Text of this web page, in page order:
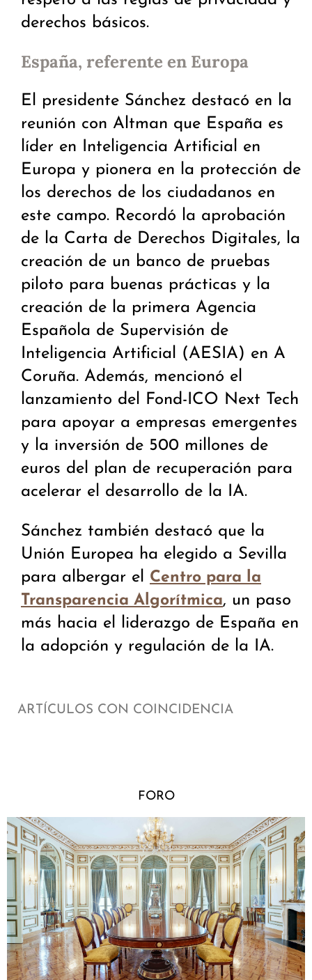
derechos básicos.
España, referente en Europa
El presidente Sánchez destacó en la
reunión con Altman que España es
líder en Inteligencia Artificial en
Europa y pionera en la protección de
los derechos de los ciudadanos en
este campo. Recordó la aprobación
de la Carta de Derechos Digitales, la
creación de un banco de pruebas
piloto para buenas prácticas y la
creación de la primera Agencia
Española de Supervisión de
Inteligencia Artificial (AESIA) en A
Coruña. Además, mencionó el
lanzamiento del Fond-ICO Next Tech
para apoyar a empresas emergentes
y la inversión de 500 millones de
euros del plan de recuperación para
acelerar el desarrollo de la IA.
Sánchez también destacó que la
Unión Europea ha elegido a Sevilla
para albergar el Centro para la
Transparencia Algorítmica, un paso
más hacia el liderazgo de España en
la adopción y regulación de la IA.
ARTÍCULOS CON COINCIDENCIA
FORO